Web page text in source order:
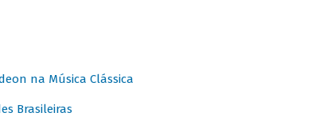
na Música Clássica
Brasileiras